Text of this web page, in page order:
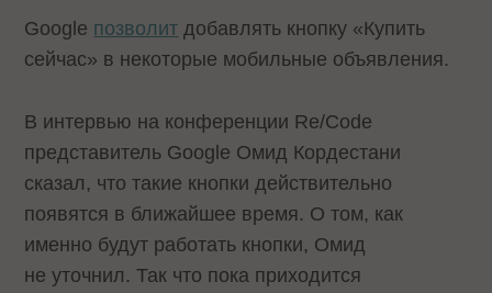
Google позволит добавлять кнопку «Купить
сейчас» в некоторые мобильные объявления.
В интервью на конференции Re/Code
представитель Google Омид Кордестани
сказал, что такие кнопки действительно
появятся в ближайшее время. О том, как
именно будут работать кнопки, Омид
не уточнил. Так что пока приходится